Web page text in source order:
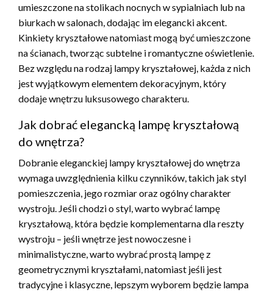
umieszczone na stolikach nocnych w sypialniach lub na
biurkach w salonach, dodając im elegancki akcent.
Kinkiety kryształowe natomiast mogą być umieszczone
na ścianach, tworząc subtelne i romantyczne oświetlenie.
Bez względu na rodzaj lampy kryształowej, każda z nich
jest wyjątkowym elementem dekoracyjnym, który
dodaje wnętrzu luksusowego charakteru.
Jak dobrać elegancką lampę kryształową
do wnętrza?
Dobranie eleganckiej lampy kryształowej do wnętrza
wymaga uwzględnienia kilku czynników, takich jak styl
pomieszczenia, jego rozmiar oraz ogólny charakter
wystroju. Jeśli chodzi o styl, warto wybrać lampę
kryształową, która będzie komplementarna dla reszty
wystroju – jeśli wnętrze jest nowoczesne i
minimalistyczne, warto wybrać prostą lampę z
geometrycznymi kryształami, natomiast jeśli jest
tradycyjne i klasyczne, lepszym wyborem będzie lampa